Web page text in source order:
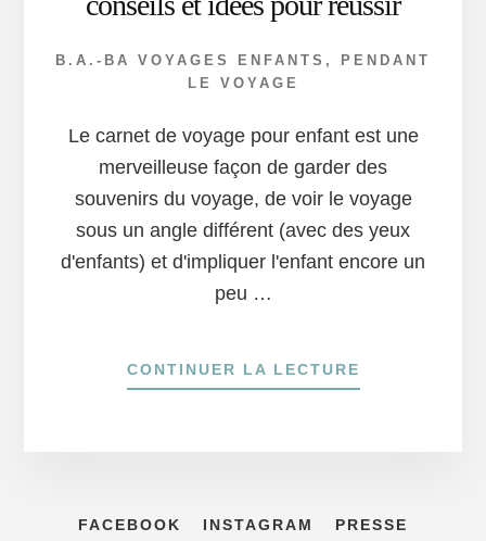
B.A.-BA VOYAGES ENFANTS ,
PENDANT
LE VOYAGE
Le carnet de voyage pour enfant est une
merveilleuse façon de garder des
souvenirs du voyage, de voir le voyage
sous un angle différent (avec des yeux
d'enfants) et d'impliquer l'enfant encore un
peu …
CONTINUER LA LECTURE
CONSEILS
FACEBOOK INSTAGRAM PRESSE